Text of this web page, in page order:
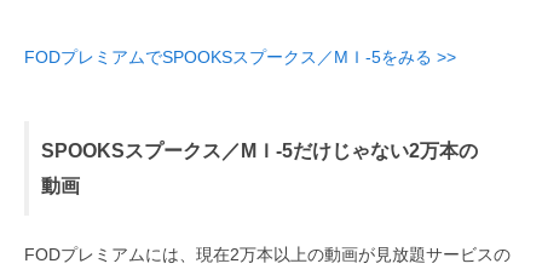
FODプレミアムでSPOOKSスプークス／MＩ-5をみる >>
SPOOKSスプークス／MＩ-5だけじゃない2万本の
動画
FODプレミアムには、現在2万本以上の動画が見放題サービスの